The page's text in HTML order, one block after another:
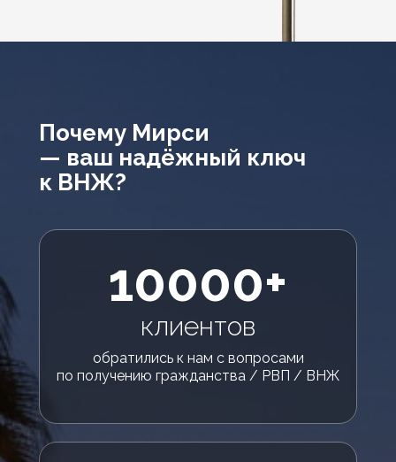
10000+
обратились к нам с вопросами
по получению гражданства / РВП / ВНЖ
клиентов
Почему Мирси
— ваш надёжный ключ
к ВНЖ?